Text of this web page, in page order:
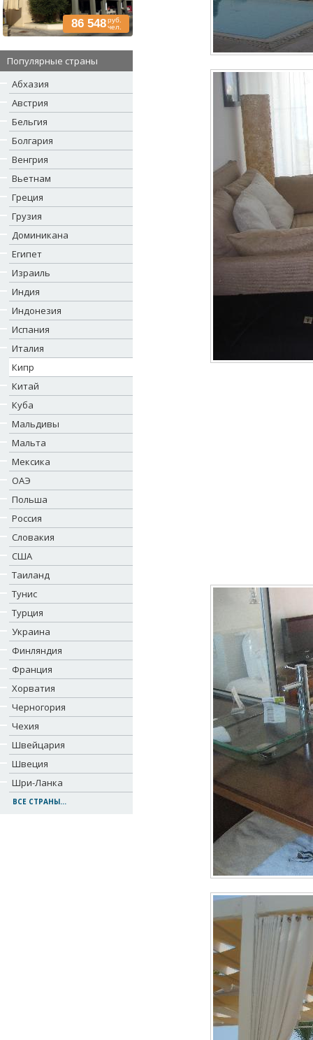
86 548руб.
чел.
Популярные страны
Абхазия
Австрия
Бельгия
Болгария
Венгрия
Вьетнам
Греция
Грузия
Доминикана
Египет
Израиль
Индия
Индонезия
Испания
Италия
Кипр
Китай
Куба
Мальдивы
Мальта
Мексика
ОАЭ
Польша
Россия
Словакия
США
Таиланд
Тунис
Турция
Украина
Финляндия
Франция
Хорватия
Черногория
Чехия
Швейцария
Швеция
Шри-Ланка
ВСЕ СТРАНЫ...